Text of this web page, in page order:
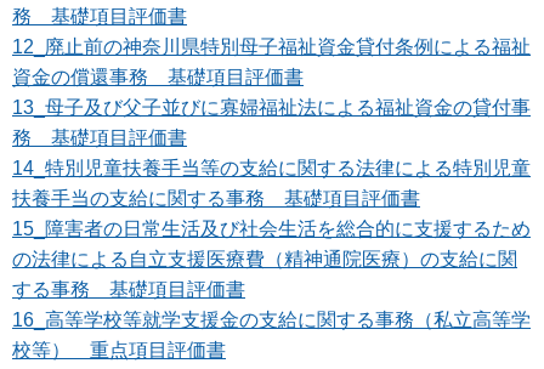
務 基礎項目評価書
12_廃止前の神奈川県特別母子福祉資金貸付条例による福祉
資金の償還事務 基礎項目評価書
13_母子及び父子並びに寡婦福祉法による福祉資金の貸付事
務 基礎項目評価書
14_特別児童扶養手当等の支給に関する法律による特別児童
扶養手当の支給に関する事務 基礎項目評価書
15_障害者の日常生活及び社会生活を総合的に支援するため
の法律による自立支援医療費（精神通院医療）の支給に関
する事務 基礎項目評価書
16_高等学校等就学支援金の支給に関する事務（私立高等学
校等） 重点項目評価書